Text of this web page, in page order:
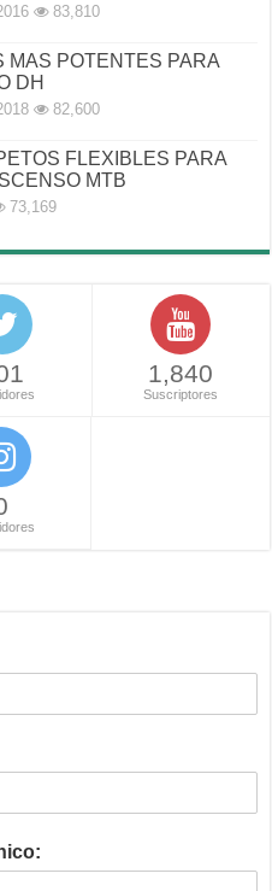
83,810
MAS POTENTES PARA
DH
82,600
FLEXIBLES PARA
MTB
73,169
1,840
Suscriptores